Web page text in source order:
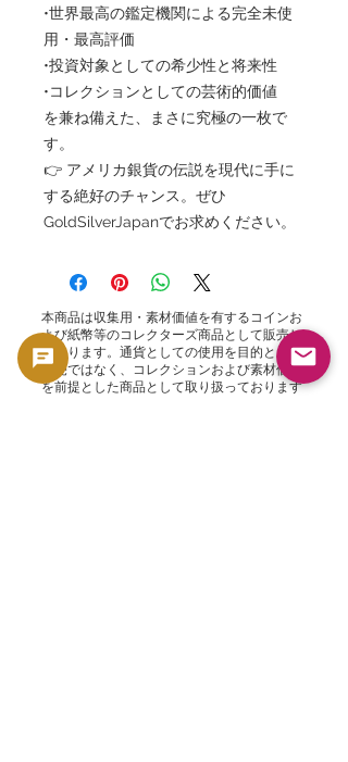
•世界最高の鑑定機関による完全未使
用・最高評価
•投資対象としての希少性と将来性
•コレクションとしての芸術的価値
を兼ね備えた、まさに究極の一枚で
す。
👉 アメリカ銀貨の伝説を現代に手に
する絶好のチャンス。ぜひ
GoldSilverJapanでお求めください。
本商品は収集用・素材価値を有するコインお
よび紙幣等のコレクターズ商品として販売し
ております。通貨としての使用を目的とした
販売ではなく、コレクションおよび素材価値
を前提とした商品として取り扱っております